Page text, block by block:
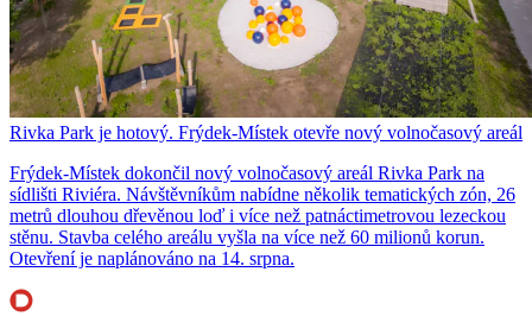
Rivka Park je hotový. Frýdek-Místek otevře nový volnočasový areál
Frýdek-Místek dokončil nový volnočasový areál Rivka Park na
sídlišti Riviéra. Návštěvníkům nabídne několik tematických zón, 26
metrů dlouhou dřevěnou loď i více než patnáctimetrovou lezeckou
stěnu. Stavba celého areálu vyšla na více než 60 milionů korun.
Otevření je naplánováno na 14. srpna.